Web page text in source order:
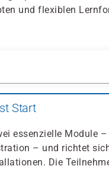
und flexiblen
Start
essenzielle Module –
– und richtet
Die